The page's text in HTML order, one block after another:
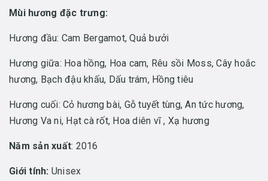
Mùi hương đặc trưng:
Hương đầu: Cam Bergamot, Quả bưởi
Hương giữa: Hoa hồng, Hoa cam, Rêu sồi Moss, Cây hoắc
hương, Bạch đậu khấu, Dấu trám, Hồng tiêu
Hương cuối: Cỏ hương bài, Gỗ tuyết tùng, An tức hương,
Hương Va ni, Hạt cà rốt, Hoa diên vĩ , Xạ hương
Năm sản xuất: 2016
Giới tính: Unisex